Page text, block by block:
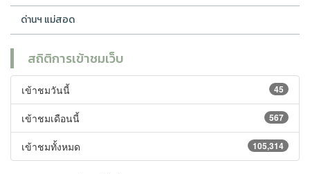
ด่านฯ แม่สอด
สถิติการเข้าชมเว็บ
45
เข้าชมวันนี้
567
เข้าชมเดือนนี้
105,314
เข้าชมทั้งหมด